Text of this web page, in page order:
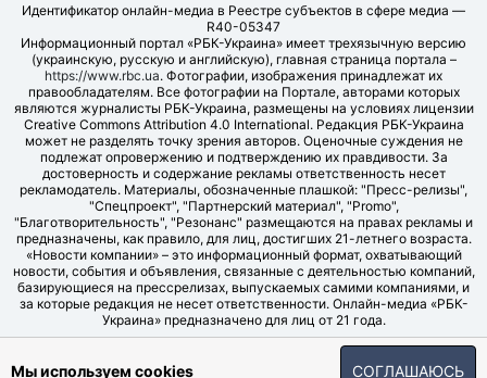
Идентификатор онлайн-медиа в Реестре субъектов в сфере медиа —
R40-05347
Информационный портал «РБК-Украина» имеет трехязычную версию
(украинскую, русскую и английскую), главная страница портала –
https://www.rbc.ua. Фотографии, изображения принадлежат их
правообладателям. Все фотографии на Портале, авторами которых
являются журналисты РБК-Украина, размещены на условиях лицензии
Creative Commons Attribution 4.0 International. Редакция РБК-Украина
может не разделять точку зрения авторов. Оценочные суждения не
подлежат опровержению и подтверждению их правдивости. За
достоверность и содержание рекламы ответственность несет
рекламодатель. Материалы, обозначенные плашкой: "Пресс-релизы",
"Спецпроект", "Партнерский материал", "Promo",
"Благотворительность", "Резонанс" размещаются на правах рекламы и
предназначены, как правило, для лиц, достигших 21-летнего возраста.
«Новости компании» – это информационный формат, охватывающий
новости, события и объявления, связанные с деятельностью компаний,
базирующиеся на прессрелизах, выпускаемых самими компаниями, и
за которые редакция не несет ответственности. Онлайн-медиа «РБК-
Украина» предназначено для лиц от 21 года.
© LLC "UBT MEDIA", 2006-2026.
Мы используем cookies СОГЛАШАЮСЬ